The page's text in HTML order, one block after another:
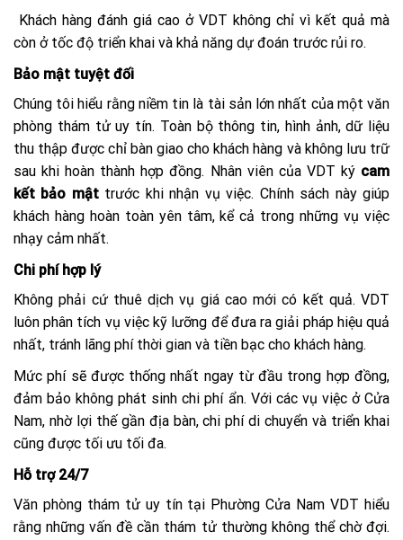
Khách hàng đánh giá cao ở VDT không chỉ vì kết quả mà
còn ở tốc độ triển khai và khả năng dự đoán trước rủi ro.
Bảo mật tuyệt đối
Chúng tôi hiểu rằng niềm tin là tài sản lớn nhất của một văn
phòng thám tử uy tín. Toàn bộ thông tin, hình ảnh, dữ liệu
thu thập được chỉ bàn giao cho khách hàng và không lưu trữ
sau khi hoàn thành hợp đồng. Nhân viên của VDT ký cam
kết bảo mậttrước khi nhận vụ việc. Chính sách này giúp
khách hàng hoàn toàn yên tâm, kể cả trong những vụ việc
nhạy cảm nhất.
Chi phí hợp lý
Không phải cứ thuê dịch vụ giá cao mới có kết quả. VDT
luôn phân tích vụ việc kỹ lưỡng để đưa ra giải pháp hiệu quả
nhất, tránh lãng phí thời gian và tiền bạc cho khách hàng.
Mức phí sẽ được thống nhất ngay từ đầu trong hợp đồng,
đảm bảo không phát sinh chi phí ẩn. Với các vụ việc ở Cửa
Nam, nhờ lợi thế gần địa bàn, chi phí di chuyển và triển khai
cũng được tối ưu tối đa.
Hỗ trợ 24/7
Văn phòng thám tử uy tín tại Phường Cửa Nam VDT hiểu
rằng những vấn đề cần thám tử thường không thể chờ đợi.